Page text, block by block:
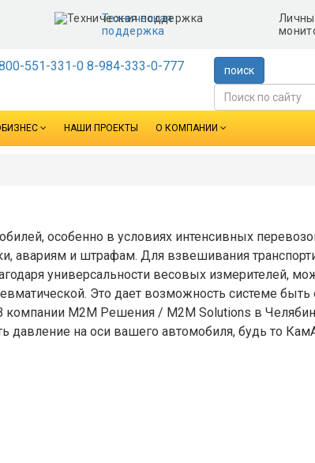
Техническая
поддержка
551-331-0 8-984-333-0-777 поиск
НАШИ ПРОЕКТЫ О КОМПАНИИ
особенно в условиях интенсивных
авариям и штрафам. Для взвешивания
универсальности весовых измерителей,
Это дает возможность системе
компании М2М Решения / M2M Solutions в
на оси вашего автомобиля, будь то